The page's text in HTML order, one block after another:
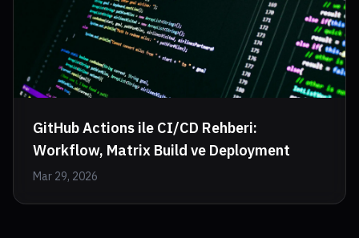
GitHub Actions ile CI/CD Rehberi:
Workflow, Matrix Build ve Deployment
Mar 29, 2026